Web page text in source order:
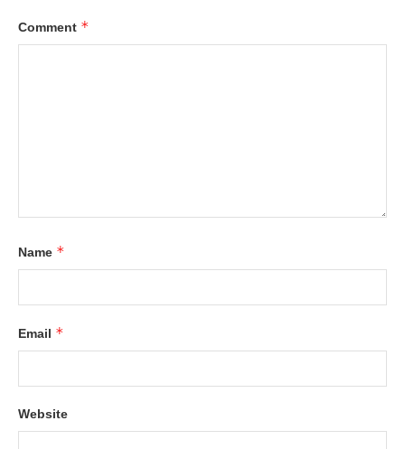
Comment *
Name *
Email *
Website